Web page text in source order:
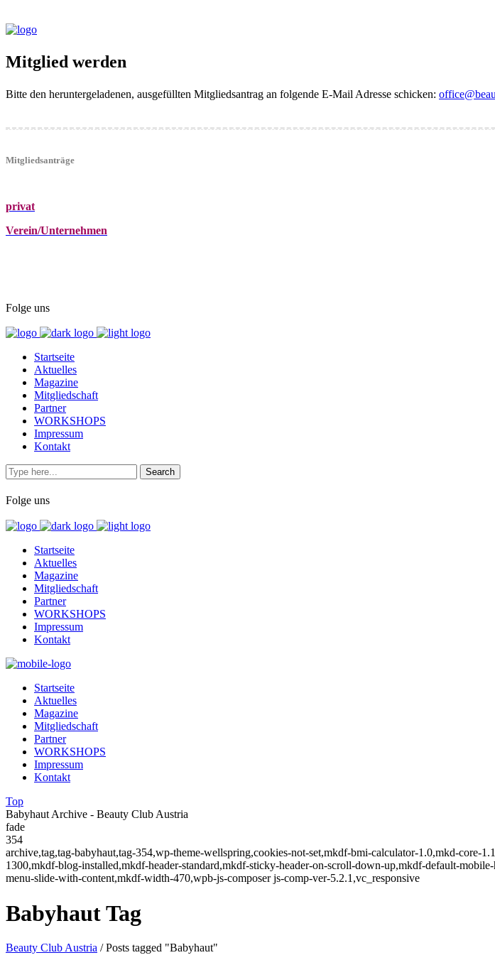
Mitglied werden
Bitte den heruntergeladenen, ausgefüllten Mitgliedsantrag an folgende E-Mail Adresse schicken:
Mitgliedsanträge
privat
Verein/Unternehmen
Folge uns
Startseite
Aktuelles
Magazine
Mitgliedschaft
Partner
WORKSHOPS
Impressum
Kontakt
Folge uns
Startseite
Aktuelles
Magazine
Mitgliedschaft
Partner
WORKSHOPS
Impressum
Kontakt
Startseite
Aktuelles
Magazine
Mitgliedschaft
Partner
WORKSHOPS
Impressum
Kontakt
Top
Babyhaut Archive - Beauty Club Austria
fade
354
archive,tag,tag-babyhaut,tag-354,wp-theme-wellspring,cookies-not-set,mkdf-bmi-calculator-1.0,mkd-
1300,mkdf-blog-installed,mkdf-header-standard,mkdf-sticky-header-on-scroll-down-up,mkdf-default-
menu-slide-with-content,mkdf-width-470,wpb-js-composer js-comp-ver-5.2.1,vc_responsive
Babyhaut Tag
Beauty Club Austria /Posts tagged "Babyhaut"